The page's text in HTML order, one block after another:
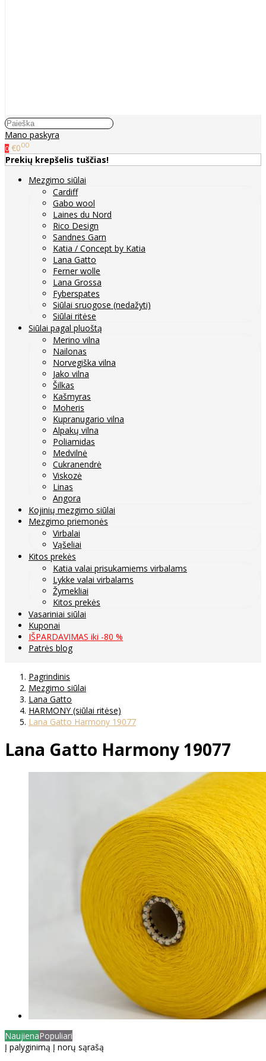
Mano paskyra
0 €000
Prekių krepšelis tuščias!
Mezgimo siūlai
Cardiff
Gabo wool
Laines du Nord
Rico Design
Sandnes Garn
Katia / Concept by Katia
Lana Gatto
Ferner wolle
Lana Grossa
Fyberspates
Siūlai sruogose (nedažyti)
Siūlai ritėse
Siūlai pagal pluoštą
Merino vilna
Nailonas
Norvegiška vilna
Jako vilna
Šilkas
Kašmyras
Moheris
Kupranugario vilna
Alpakų vilna
Poliamidas
Medvilnė
Cukranendrė
Viskozė
Linas
Angora
Kojinių mezgimo siūlai
Mezgimo priemonės
Virbalai
Vąšeliai
Kitos prekės
Katia valai prisukamiems virbalams
Lykke valai virbalams
Žymekliai
Kitos prekės
Vasariniai siūlai
Kuponai
IŠPARDAVIMAS iki -80 %
Patrės blog
Pagrindinis
Mezgimo siūlai
Lana Gatto
HARMONY (siūlai ritėse)
Lana Gatto Harmony 19077
Lana Gatto Harmony 19077
NaujienaPopuliari
Į palyginimą Į norų sąrašą